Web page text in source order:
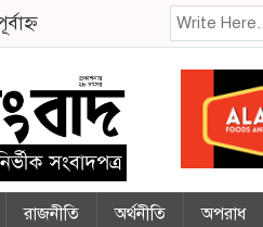
রাজনীতি অর্থনীতি অপরাধ